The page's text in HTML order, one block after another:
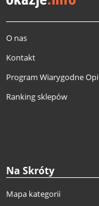
O nas
Kontakt
Program Wiarygodne
Ranking sklepów
Na Skróty
Mapa kategorii